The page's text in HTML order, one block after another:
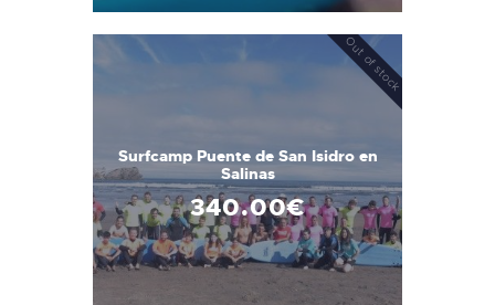
Out of stock
Surfcamp Puente de San Isidro en
Salinas
340.00€